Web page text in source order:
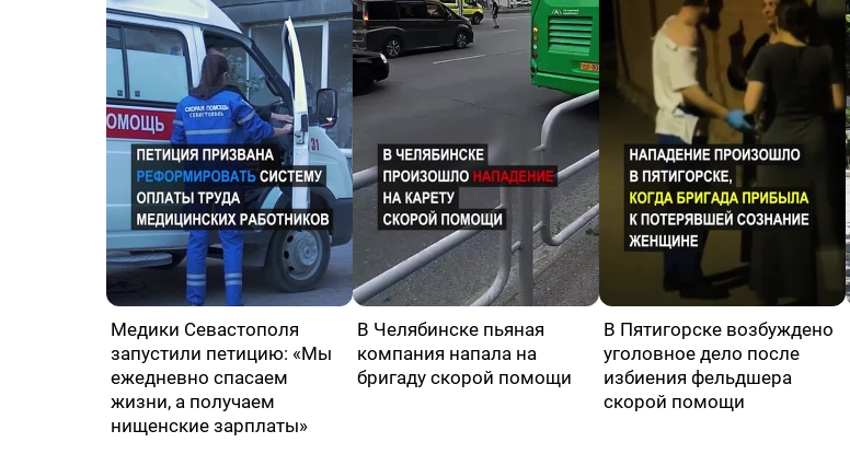
Медики Севастополя
запустили петицию: «Мы
ежедневно спасаем
жизни, а получаем
нищенские зарплаты»
В Челябинске пьяная
компания напала на
бригаду скорой помощи
В Пятигорске возбуждено
уголовное дело после
избиения фельдшера
скорой помощи